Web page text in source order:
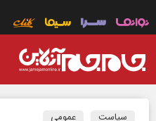
سیاست عمومی